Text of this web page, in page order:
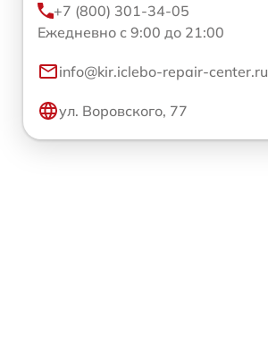
+7 (800) 301-34-05
Ежедневно с 9:00 до 21:00
info@kir.iclebo-repair-center.ru
ул. Воровского, 77